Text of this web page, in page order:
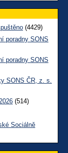
(4429)
poradny SONS
poradny SONS
SONS ČR, z. s.
(514)
Sociálně